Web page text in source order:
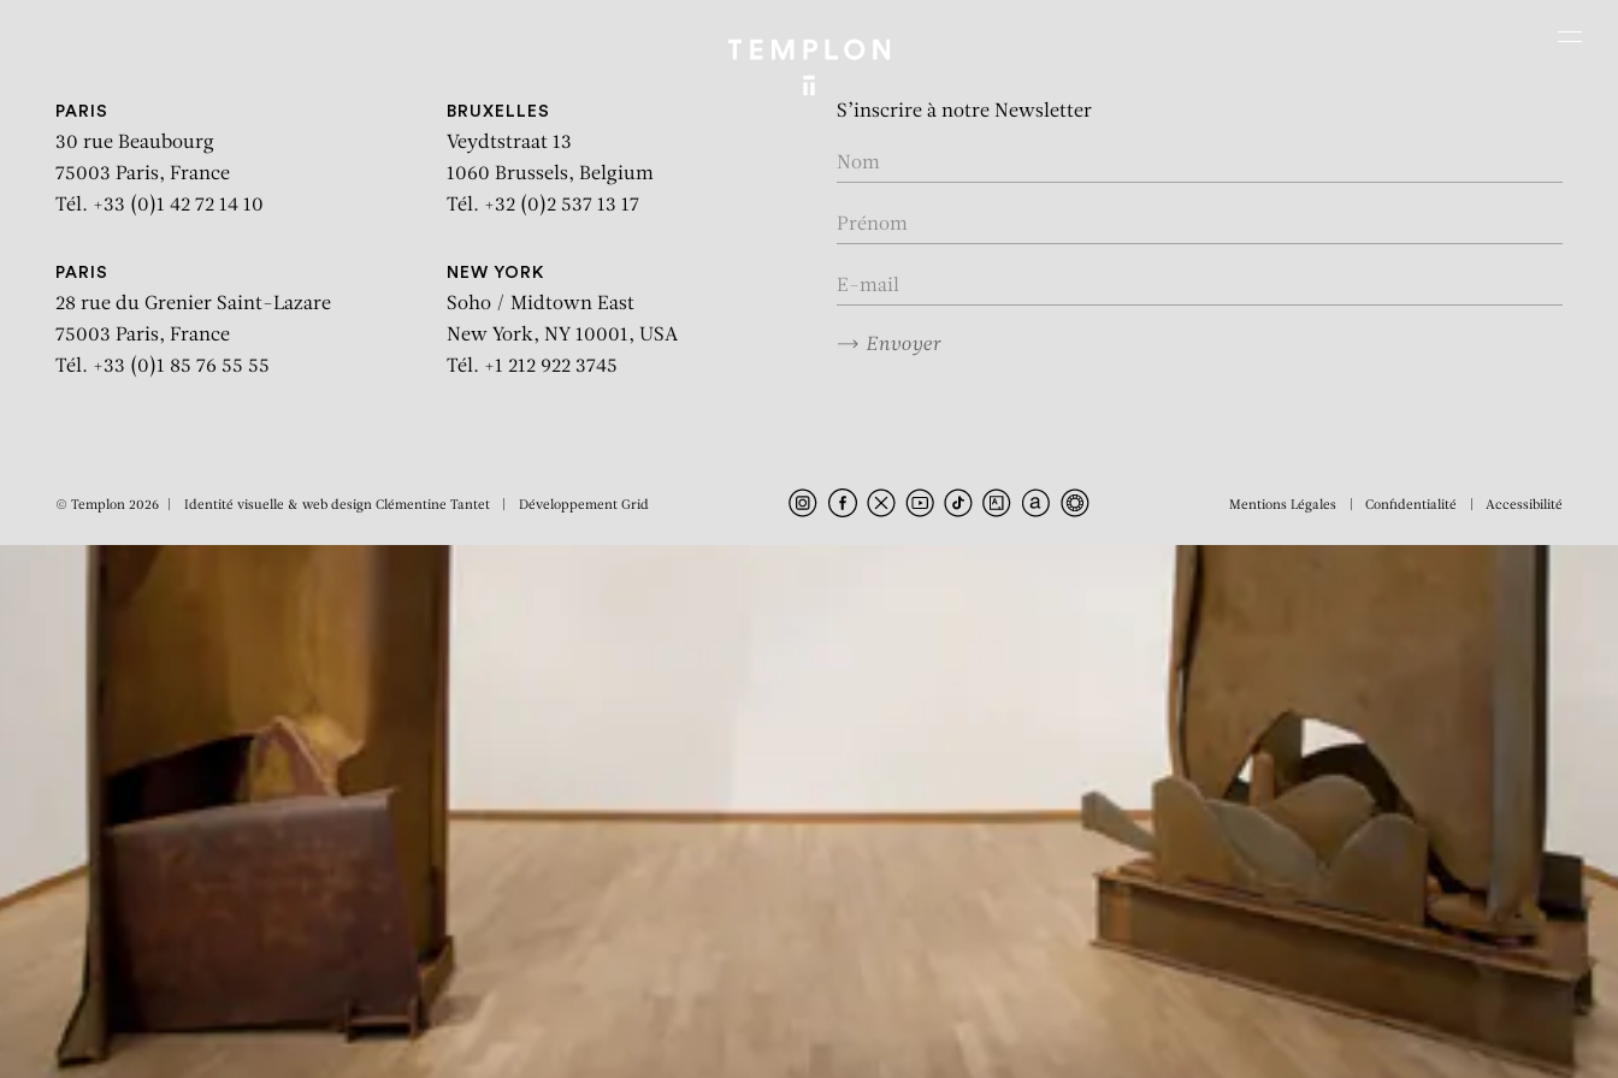
PARIS
30 rue Beaubourg
75003 Paris, France
Tél. +33 (0)1 42 72 14 10
BRUXELLES
Veydtstraat 13
1060 Brussels, Belgium
Tél. +32 (0)2 537 13 17
PARIS
28 rue du Grenier Saint-Lazare
75003 Paris, France
Tél. +33 (0)1 85 76 55 55
NEW YORK
Soho / Midtown East
New York, NY 10001, USA
Tél. +1 212 922 3745
S’inscrire à notre Newsletter
Envoyer
© Templon 2026 Identité visuelle & web design Clémentine Tantet Développement Grid Mentions Légales Confidentialité Accessibilité